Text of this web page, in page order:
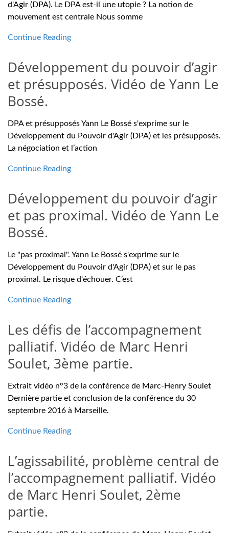
d'Agir (DPA). Le DPA est-il une utopie ? La notion de
mouvement est centrale Nous somme
Continue Reading
Développement du pouvoir d’agir
et présupposés. Vidéo de Yann Le
Bossé.
DPA et présupposés Yann Le Bossé s'exprime sur le
Développement du Pouvoir d'Agir (DPA) et les présupposés.
La négociation et l’action
Continue Reading
Développement du pouvoir d’agir
et pas proximal. Vidéo de Yann Le
Bossé.
Le "pas proximal". Yann Le Bossé s'exprime sur le
Développement du Pouvoir d'Agir (DPA) et sur le pas
proximal. Le risque d'échouer. C’est
Continue Reading
Les défis de l’accompagnement
palliatif. Vidéo de Marc Henri
Soulet, 3ème partie.
Extrait vidéo n°3 de la conférence de Marc-Henry Soulet
Dernière partie et conclusion de la conférence du 30
septembre 2016 à Marseille.
Continue Reading
L’agissabilité, problème central de
l’accompagnement palliatif. Vidéo
de Marc Henri Soulet, 2ème
partie.